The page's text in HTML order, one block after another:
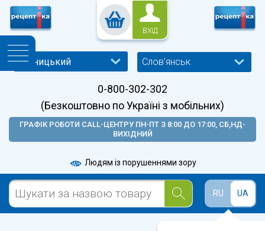
ВХІД
Слов'янськ
0-800-302-302
(Безкоштовно по Україні з мобільних)
ГРАФІК РОБОТИ CALL-ЦЕНТРУ ПН-ПТ З 8:00 ДО 17:00, СБ,НД-
ВИХІДНИЙ
Людям із порушеннями зору
RU UA